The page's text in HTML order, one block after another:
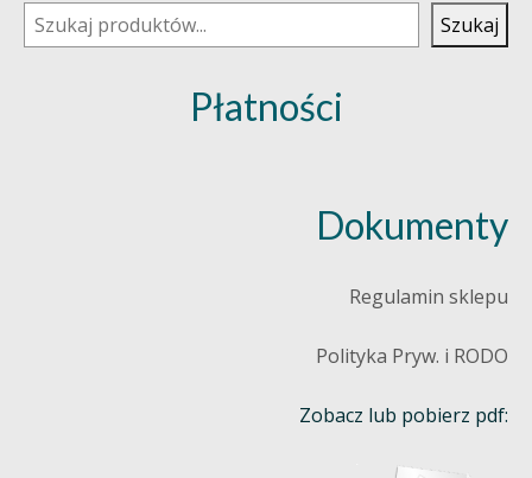
Szukaj
Płatności
Dokumenty
Regulamin sklepu
Polityka Pryw. i RODO
Zobacz lub pobierz pdf: